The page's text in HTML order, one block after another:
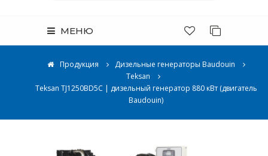
МЕНЮ
Продукция
Дизельные генераторы Baudouin
Teksan
Teksan TJ1250BD5C | дизельный генератор 880 кВт (двигатель
Baudouin)